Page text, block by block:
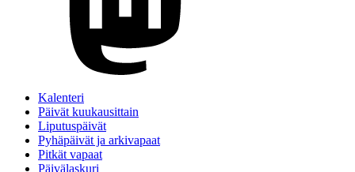
Kalenteri
Päivät kuukausittain
Liputuspäivät
Pyhäpäivät ja arkivapaat
Pitkät vapaat
Päivälaskuri